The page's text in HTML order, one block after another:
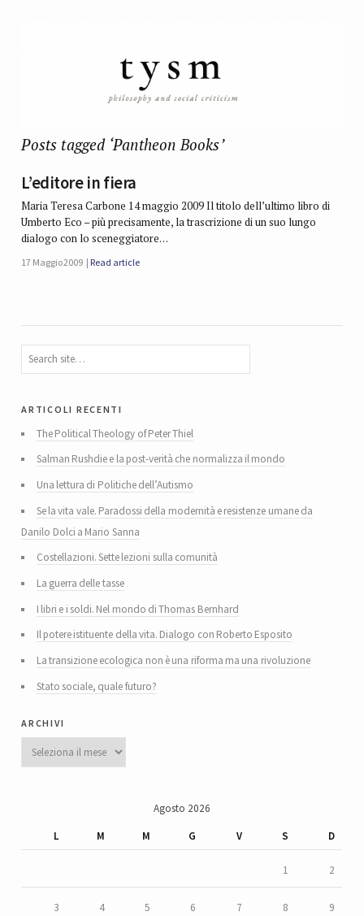
Posts tagged ‘Pantheon Books’
L’editore in fiera
Maria Teresa Carbone 14 maggio 2009 Il titolo dell’ultimo libro di
Umberto Eco – più precisamente, la trascrizione di un suo lungo
dialogo con lo sceneggiatore…
17 Maggio 2009 Read article
articoli recenti
The Political Theology of Peter Thiel
Salman Rushdie e la post-verità che normalizza il mondo
Una lettura di Politiche dell’Autismo
Se la vita vale. Paradossi della modernità e resistenze umane da
Danilo Dolci a Mario Sanna
Costellazioni. Sette lezioni sulla comunità
La guerra delle tasse
I libri e i soldi. Nel mondo di Thomas Bernhard
Il potere istituente della vita. Dialogo con Roberto Esposito
La transizione ecologica non è una riforma ma una rivoluzione
Stato sociale, quale futuro?
archivi
Archivi
Agosto 2026
L
M M G V S D
1 2
3 4 5 6 7 8 9